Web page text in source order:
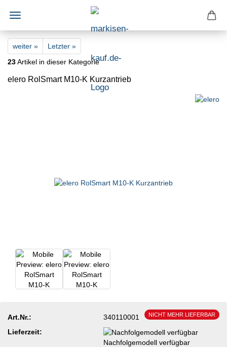
weiter »
Letzter »
23Artikel in dieser Kategorie
elero RolSmart M10-K Kurzantrieb
NICHT MEHR LIEFERBAR
Art.Nr.:
340110001
Lieferzeit:
Nachfolgemodell verfügbar